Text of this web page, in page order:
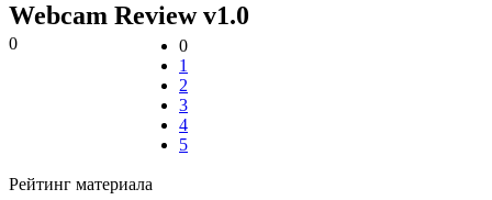
Webcam Review v1.0
0
0
1
2
3
4
5
Рейтинг материала